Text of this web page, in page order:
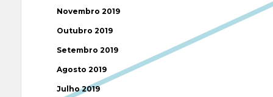
Novembro 2019
Outubro 2019
Setembro 2019
Agosto 2019
Julho 2019